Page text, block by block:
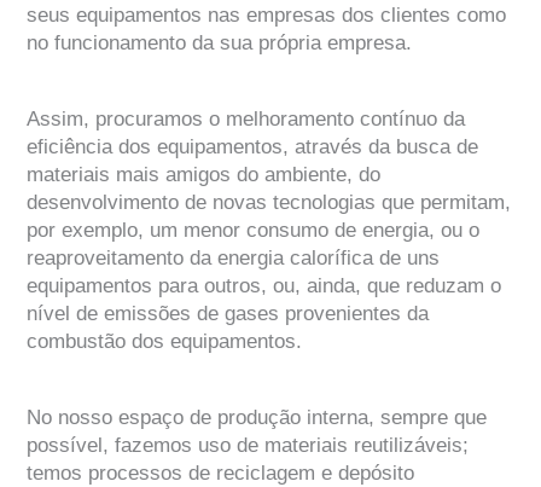
seus equipamentos nas empresas dos clientes como
no funcionamento da sua própria empresa.
Assim, procuramos o melhoramento contínuo da
eficiência dos equipamentos, através da busca de
materiais mais amigos do ambiente, do
desenvolvimento de novas tecnologias que permitam,
por exemplo, um menor consumo de energia, ou o
reaproveitamento da energia calorífica de uns
equipamentos para outros, ou, ainda, que reduzam o
nível de emissões de gases provenientes da
combustão dos equipamentos.
No nosso espaço de produção interna, sempre que
possível, fazemos uso de materiais reutilizáveis;
temos processos de reciclagem e depósito